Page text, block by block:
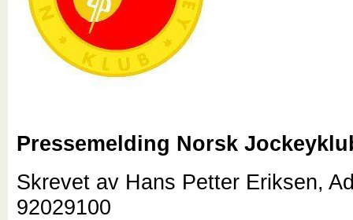
Pressemelding Norsk
Skrevet av Hans Petter Eriksen,
92029100